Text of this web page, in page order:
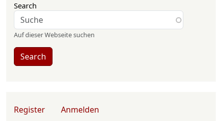
Search
Auf dieser Webseite suchen
Search
User account menu
Register Anmelden